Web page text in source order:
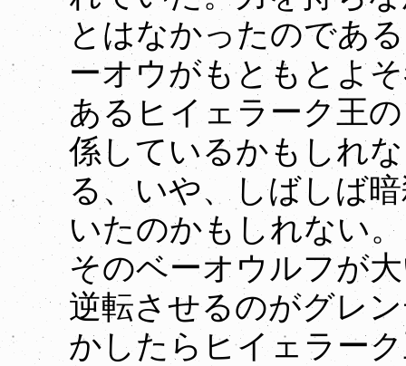
とはなかったのであ
ーオウがもともとよ
あるヒイェラーク王
係しているかもしれ
る、いや、しばしば
いたのかもしれない。
そのベーオウルフが
逆転させるのがグレ
かしたらヒイェラー